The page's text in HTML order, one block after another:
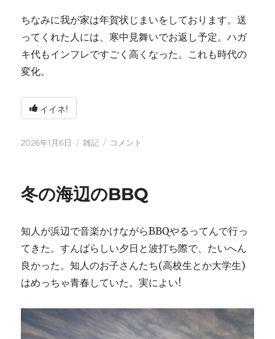
ちなみに我が家は年賀状じまいをしております。送
ってくれた人には、寒中見舞いでお返し予定。ハガ
キ代もインフレですごく高くなった。これも時代の
変化。
イイネ!
投
2026年1月6日
カ
ー
雑記
2026
コメント
冬の海辺のBBQ
知人が浜辺で音楽かけながらBBQやるってんで行っ
てきた。すんばらしい夕日と波打ち際で、たいへん
良かった。知人のお子さんたち(高校生とか大学生)
はめっちゃ青春していた。実によい!